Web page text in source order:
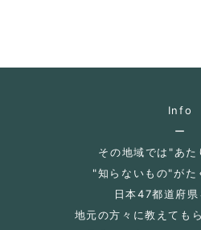
Info
ー
その地域では"あた
"知らないもの"がた
日本47都道府県
地元の方々に教えても